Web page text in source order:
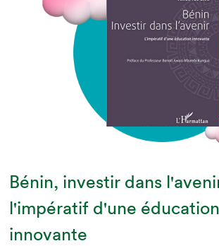
Bénin, investir dans
l'impératif d'une éducation
innovante